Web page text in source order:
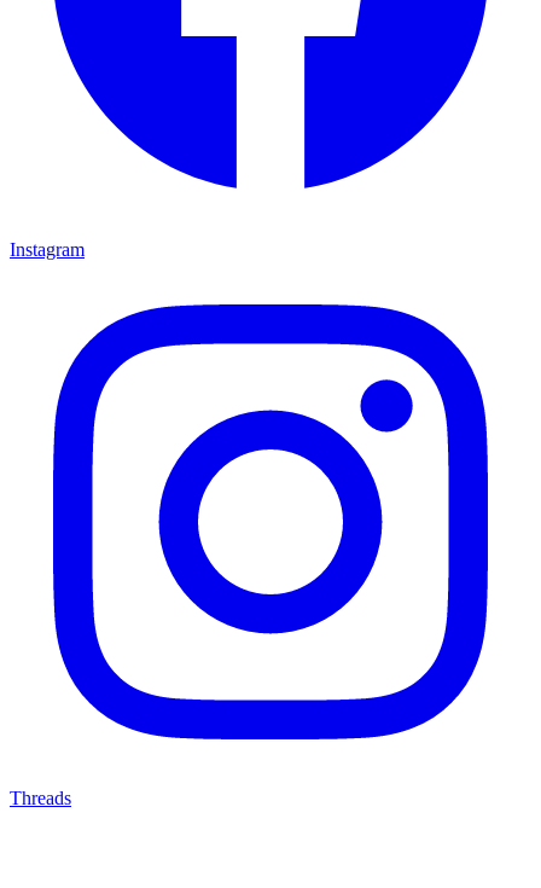
Instagram
Threads